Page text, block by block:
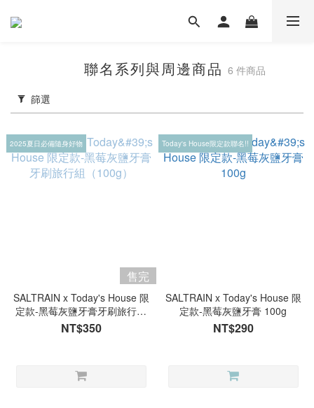
聯名系列與周邊商品 6 件商品
篩選
2025夏日必備隨身好物
售完
SALTRAIN x Today's House 限
定款-黑莓灰鹽牙膏牙刷旅行組
（100g）
NT$350
Today's House限定款聯名!!
SALTRAIN x Today's House 限
定款-黑莓灰鹽牙膏 100g
NT$290